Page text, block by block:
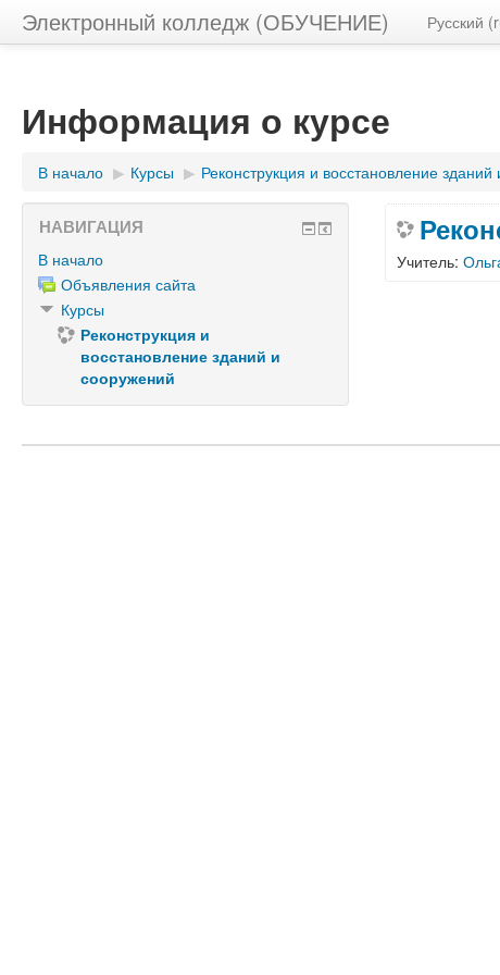
Электронный колледж (ОБУЧЕНИЕ) Русский
Информация о курсе
В начало ▶︎ Курсы ▶︎ Реконструкция и восстановление
Учитель:
НАВИГАЦИЯ
В начало
Объявления сайта
Курсы
Реконструкция и
восстановление зданий и
сооружений